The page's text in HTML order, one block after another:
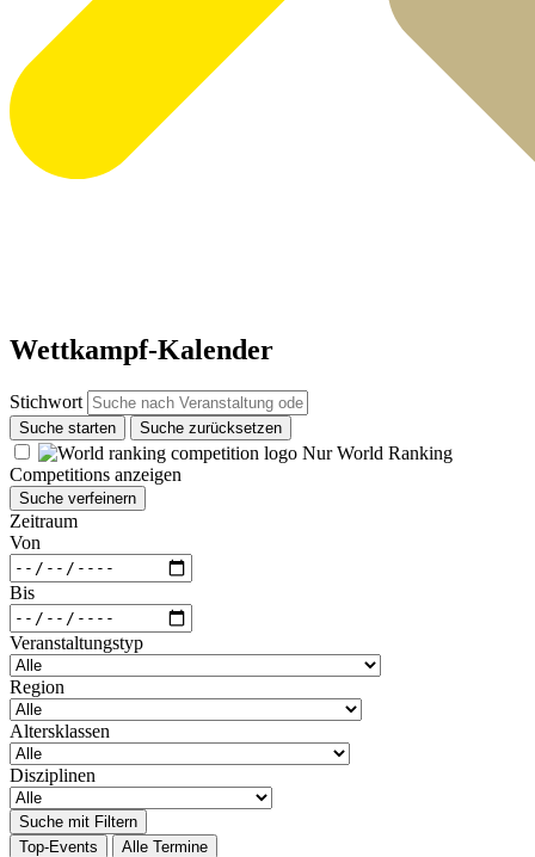
Wettkampf-Kalender
Stichwort
Suche starten Suche zurücksetzen
Nur World Ranking
Competitions anzeigen
Suche verfeinern
Zeitraum
Von
Bis
Veranstaltungstyp
Region
Altersklassen
Disziplinen
Suche mit Filtern
Top-Events
Alle Termine